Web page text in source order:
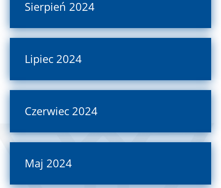
Sierpień 2024
Lipiec 2024
Czerwiec 2024
Maj 2024